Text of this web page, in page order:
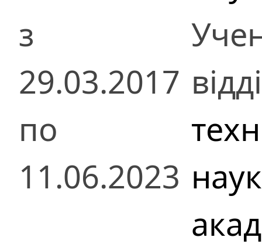
з
29.03.2017
по
11.06.2023 наук